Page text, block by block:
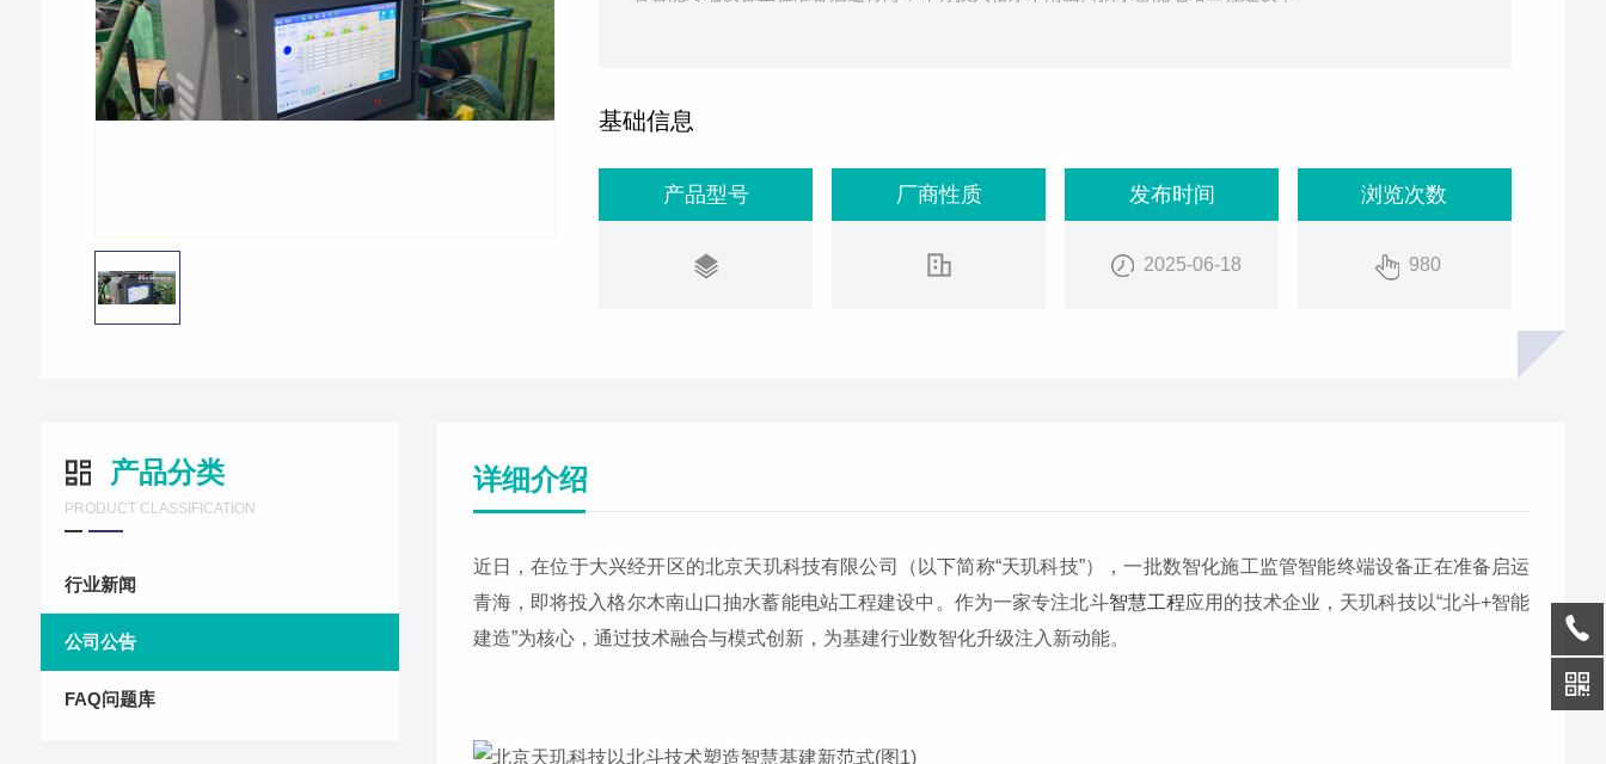
基础信息
产品型号 厂商性质 发布时间
2025-06-18
浏览次数
980
产品分类
PRODUCT CLASSIFICATION
行业新闻
公司公告
FAQ问题库
详细介绍
近日，在位于大兴经开区的北京天玑科技有限公司（以下简称“天玑科技”），一批数智化施工监管智能终端设备正在准备启运
青海，即将投入格尔木南山口抽水蓄能电站工程建设中。作为一家专注北斗智慧工程应用的技术企业，天玑科技以“北斗+智能
建造”为核心，通过技术融合与模式创新，为基建行业数智化升级注入新动能。